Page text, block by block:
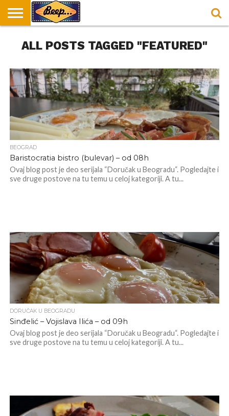
DORUČAK
U
SVAKODNEVICA
ENTERTAINMENT
LOKACIJE
ZA
HRANA I
RECEPTI
NEPUSACKI
LOKALI
ALL POSTS TAGGED "FEATURED"
BEOGRAD
Baristocratia bistro (bulevar) – od 08h
Ovaj blog post je deo serijala “Doručak u Beogradu“. Pogledajte i
sve druge postove na tu temu u celoj kategoriji. A tu...
DORUČAK U BEOGRADU
Sinđelić – Vojislava Ilića – od 09h
Ovaj blog post je deo serijala “Doručak u Beogradu“. Pogledajte i
sve druge postove na tu temu u celoj kategoriji. A tu...